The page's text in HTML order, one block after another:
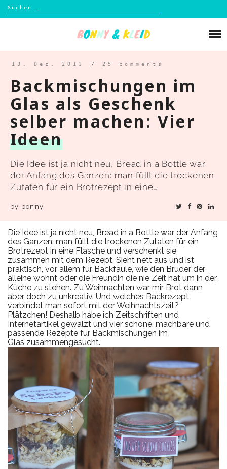
Suchen
nach:
Shop
Kontakt
13. Dez. 2013 / 25 comments
Backmischungen im
Glas als Geschenk
selber machen: Vier
Ideen
Die Idee ist ja nicht neu, Bread in a Bottle war
der Anfang des Ganzen: man füllt die trockenen
Zutaten für ein Brotrezept in eine…
by bonny
Die Idee ist ja nicht neu, Bread in a Bottle war der Anfang
des Ganzen: man füllt die trockenen Zutaten für ein
Brotrezept in eine Flasche und verschenkt sie
zusammen mit dem Rezept. Sieht nett aus und ist
praktisch, vor allem für Backfaule, wie den Bruder der
alleine wohnt oder die Freundin die nie Zeit hat um in der
Küche zu stehen. Zu Weihnachten war mir Brot dann
aber doch zu unkreativ. Und welches Backrezept
verbindet man sofort mit der Weihnachtszeit?
Plätzchen! Deshalb habe ich Zeitschriften und
Internetartikel gewälzt und vier schöne, machbare und
passende Rezepte für Backmischungen im
Glas zusammengesucht.